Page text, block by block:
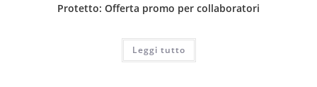
Protetto: Offerta promo per collaboratori
Leggi tutto